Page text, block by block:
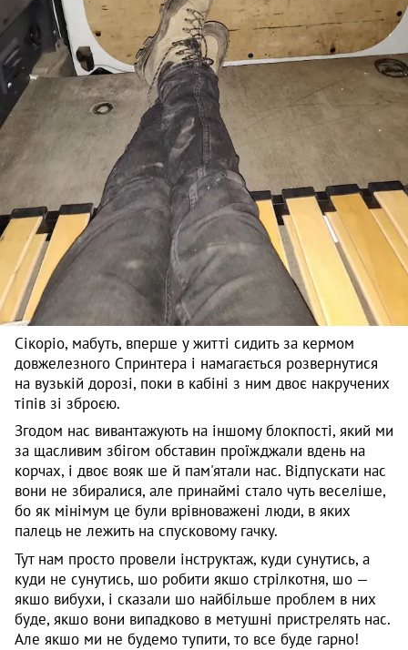
Сікоріо, мабуть, вперше у житті сидить за кермом
довжелезного Спринтера і намагається розвернутися
на вузькій дорозі, поки в кабіні з ним двоє накручених
тіпів зі зброєю.
Згодом нас вивантажують на іншому блокпості, який ми
за щасливим збігом обставин проїжджали вдень на
корчах, і двоє вояк ше й пам'ятали нас. Відпускати нас
вони не збиралися, але принаймі стало чуть веселіше,
бо як мінімум це були врівноважені люди, в яких
палець не лежить на спусковому гачку.
Тут нам просто провели інструктаж, куди сунутись, а
куди не сунутись, шо робити якшо стрілкотня, шо —
якшо вибухи, і сказали шо найбільше проблем в них
буде, якшо вони випадково в метушні пристрелять нас.
Але якшо ми не будемо тупити, то все буде гарно!